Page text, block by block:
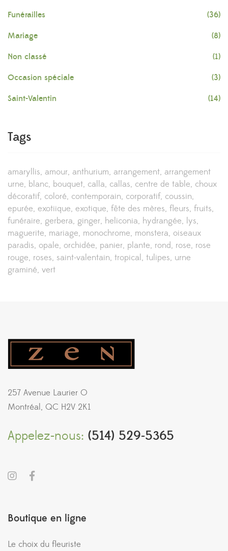
Funérailles (36)
Mariage (8)
Non classé (1)
Occasion spéciale (3)
Saint-Valentin (14)
Tags
amaryllis amour anthurium arrangement arrangement
urne blanc bouquet calla callas centre de table choux
décoratif coloré contemporain corporatif coussin
epurée exotiique exotique fête des mères fleurs fruits
funéraire gerbera ginger heliconia hydrangée lys
maguerite mariage monochrome monstera oiseaux
paradis opale orchidée panier plante rond rose rose
rouge roses saint-valentain tropical tulipes urne
graminé vert
257 Avenue Laurier O
Montréal, QC H2V 2K1
Appelez-nous: (514) 529-5365
Boutique en ligne
Le choix du fleuriste